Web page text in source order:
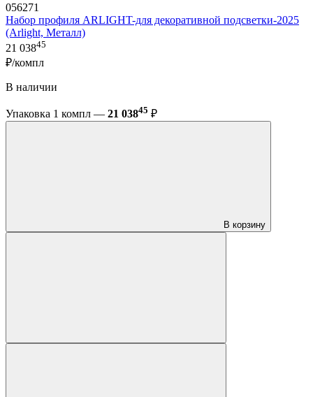
056271
Набор профиля ARLIGHT-для декоративной подсветки-2025
(Arlight, Металл)
21 03845
₽/компл
В наличии
Упаковка 1 компл — 21 03845 ₽
В корзину